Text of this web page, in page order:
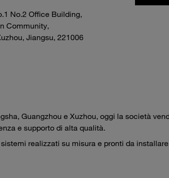
No.2 Office Building,
Community,
Jiangsu, 221006
Guangzhou e Xuzhou, oggi la società
e supporto di alta qualità.
realizzati su misura e pronti da